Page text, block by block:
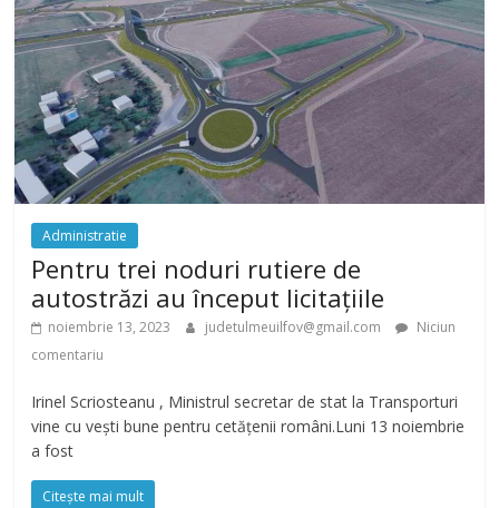
Administratie
Pentru trei noduri rutiere de
autostrăzi au început licitațiile
noiembrie 13, 2023 judetulmeuilfov@gmail.com
Niciun
comentariu
Irinel Scriosteanu , Ministrul secretar de stat la Transporturi
vine cu vești bune pentru cetățenii români.Luni 13 noiembrie
a fost
Citește mai mult